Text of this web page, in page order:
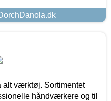
alt værktøj. Sortimentet
håndværkere og til